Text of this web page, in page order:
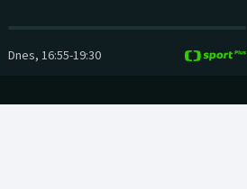
Dnes, 16:55-19:30